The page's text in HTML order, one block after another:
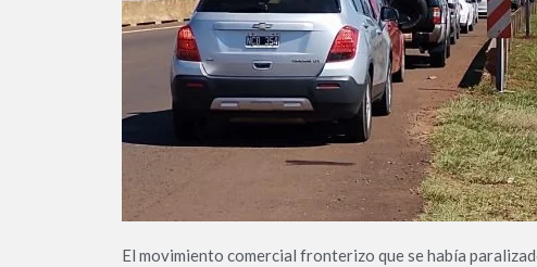
El movimiento comercial fronterizo que se había